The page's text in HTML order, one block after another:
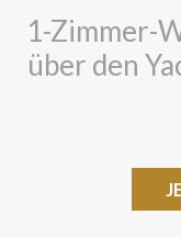
1-Zimmer-
über den